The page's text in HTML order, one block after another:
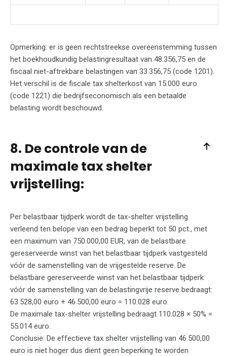
Opmerking: er is geen rechtstreekse overeenstemming tussen
het boekhoudkundig belastingresultaat van 48.356,75 en de
fiscaal niet-aftrekbare belastingen van 33.356,75 (code 1201).
Het verschil is de fiscale tax shelterkost van 15.000 euro
(code 1221) die bedrijfseconomisch als een betaalde
belasting wordt beschouwd.
8. De controle van de
maximale tax shelter
vrijstelling:
Per belastbaar tijdperk wordt de tax-shelter vrijstelling
verleend ten belope van een bedrag beperkt tot 50 pct., met
een maximum van 750.000,00 EUR, van de belastbare
gereserveerde winst van het belastbaar tijdperk vastgesteld
vóór de samenstelling van de vrijgestelde reserve. De
belastbare gereserveerde winst van het belastbaar tijdperk
vóór de samenstelling van de belastingvrije reserve bedraagt:
63.528,00 euro + 46.500,00 euro = 110.028 euro.
De maximale tax-shelter vrijstelling bedraagt 110.028 × 50% =
55.014 euro.
Conclusie: De effectieve tax shelter vrijstelling van 46.500,00
euro is niet hoger dus dient geen beperking te worden